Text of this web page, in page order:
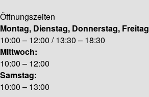
Öffnungszeiten
Montag, Dienstag, Donnerstag, Freitag
10:00 – 12:00 / 13:30 – 18:30
Mittwoch:
10:00 – 12:00
Samstag:
10:00 – 13:00